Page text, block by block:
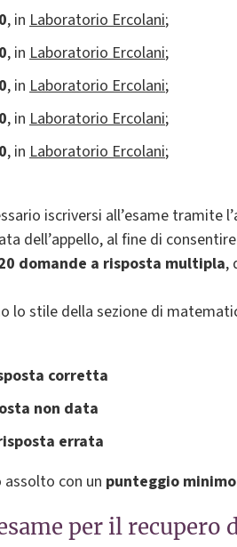
, in Laboratorio Ercolani;
, in Laboratorio Ercolani;
, in Laboratorio Ercolani;
, in Laboratorio Ercolani;
, in Laboratorio Ercolani;
iscriversi all’esame tramite
dell’appello, al fine di
domande a risposta multipla,
lo stile della sezione di
corretta
non data
errata
assolto con un punteggio
per il recupero